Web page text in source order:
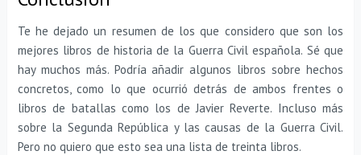
Te he dejado un resumen de los que considero que son los
mejores libros de historia de la Guerra Civil española. Sé que
hay muchos más. Podría añadir algunos libros sobre hechos
concretos, como lo que ocurrió detrás de ambos frentes o
libros de batallas como los de Javier Reverte. Incluso más
sobre la Segunda República y las causas de la Guerra Civil.
Pero no quiero que esto sea una lista de treinta libros.